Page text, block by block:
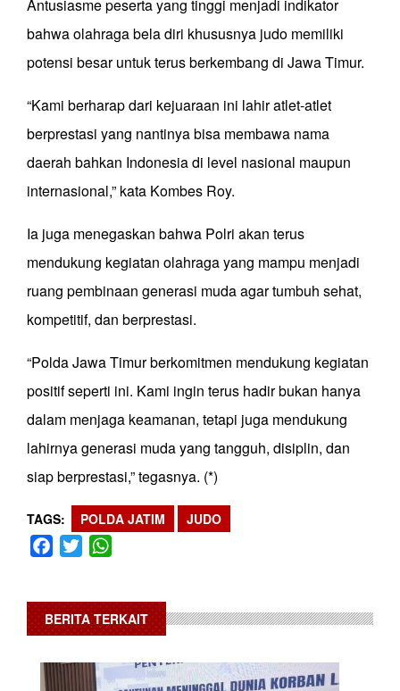
Antusiasme peserta yang tinggi menjadi indikator
bahwa olahraga bela diri khususnya judo memiliki
potensi besar untuk terus berkembang di Jawa Timur.
“Kami berharap dari kejuaraan ini lahir atlet-atlet
berprestasi yang nantinya bisa membawa nama
daerah bahkan Indonesia di level nasional maupun
internasional,” kata Kombes Roy.
Ia juga menegaskan bahwa Polri akan terus
mendukung kegiatan olahraga yang mampu menjadi
ruang pembinaan generasi muda agar tumbuh sehat,
kompetitif, dan berprestasi.
“Polda Jawa Timur berkomitmen mendukung kegiatan
positif seperti ini. Kami ingin terus hadir bukan hanya
dalam menjaga keamanan, tetapi juga mendukung
lahirnya generasi muda yang tangguh, disiplin, dan
siap berprestasi,” tegasnya. (*)
TAGS POLDA JATIM JUDO
Facebook
Twitter
BERITA TERKAIT